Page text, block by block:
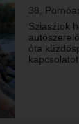
38,
Sziasztok
óta